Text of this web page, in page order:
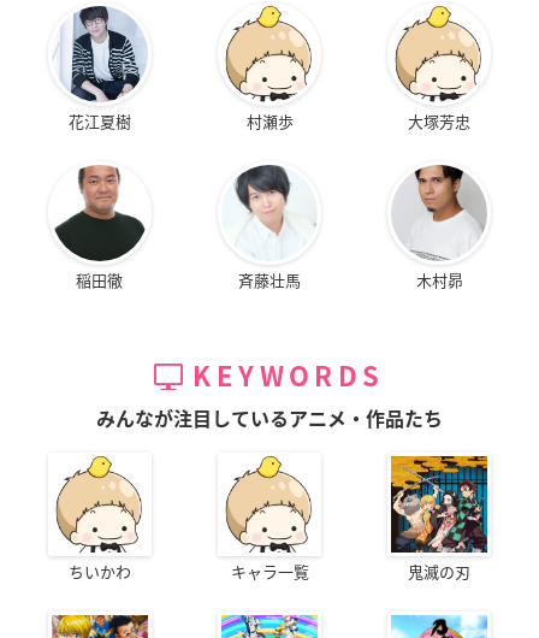
花江夏樹 村瀬歩 大塚芳忠
稲田徹 斉藤壮馬 木村昴
KEYWORDS
みんなが注目しているアニメ・作品たち
ちいかわ キャラ一覧 鬼滅の刃